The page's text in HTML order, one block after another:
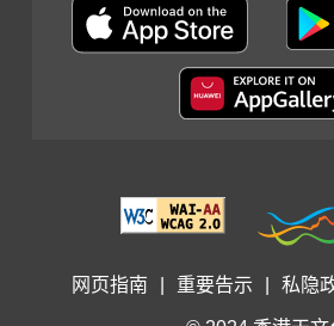
网页指南 重要告示 私隐